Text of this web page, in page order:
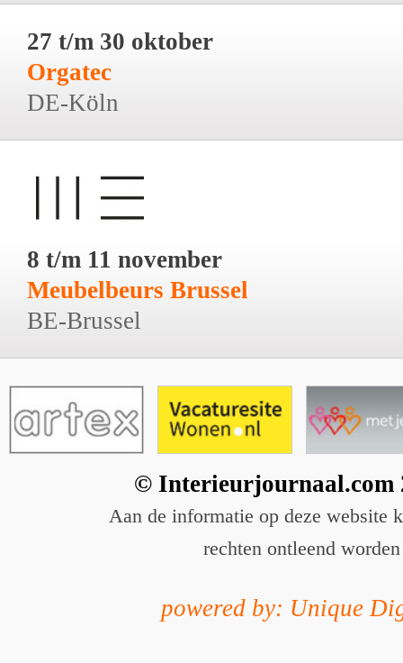
27 t/m 30 oktober
Orgatec
DE-Köln
8 t/m 11 november
Meubelbeurs Brussel
BE-Brussel
© Interieurjournaal.com
Aan de informatie op deze website
rechten ontleend worden
powered by: Unique